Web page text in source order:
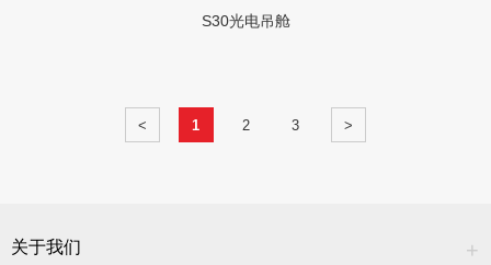
S30光电吊舱
< 1 2 3 >
关于我们